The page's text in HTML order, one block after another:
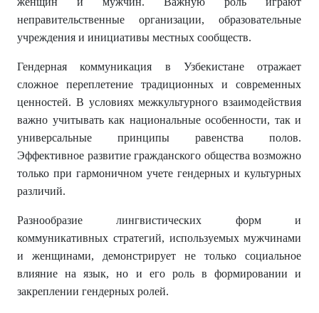
неправительственные организации, образовательные
учреждения и инициативы местных сообществ.
Гендерная коммуникация в Узбекистане отражает
сложное переплетение традиционных и современных
ценностей. В условиях межкультурного взаимодействия
важно учитывать как национальные особенности, так и
универсальные принципы равенства полов.
Эффективное развитие гражданского общества возможно
только при гармоничном учете гендерных и культурных
различий.
Разнообразие лингвистических форм и
коммуникативных стратегий, используемых мужчинами
и женщинами, демонстрирует не только социальное
влияние на язык, но и его роль в формировании и
закреплении гендерных ролей.